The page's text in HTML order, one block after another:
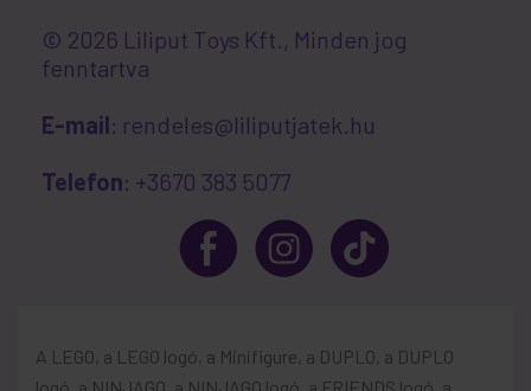
© 2026 Liliput Toys Kft., Minden jog
fenntartva
E-mail: rendeles@liliputjatek.hu
Telefon: +3670 383 5077
A LEGO, a LEGO logó, a Minifigure, a DUPLO, a DUPLO
logó, a NINJAGO, a NINJAGO logó, a FRIENDS logó, a